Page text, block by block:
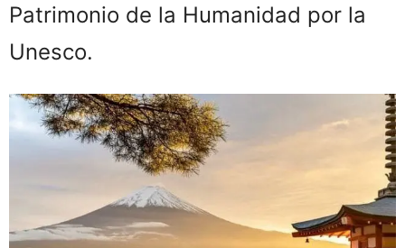
Patrimonio de la Humanidad por la
Unesco.